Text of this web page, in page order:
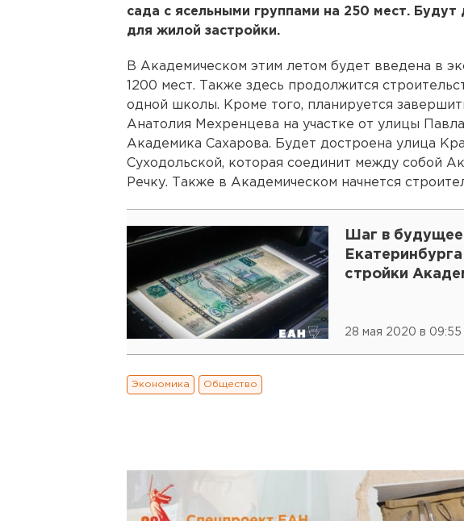
сада с ясельными группами на 250 мест.
для жилой застройки.
В Академическом этим летом будет введена в
1200 мест. Также здесь продолжится
одной школы. Кроме того, планируется
Анатолия Мехренцева на участке от улицы
Академика Сахарова. Будет достроена улица
Суходольской, которая соединит между собой
Речку. Также в Академическом начнется
Шаг в
стройки
28 мая 2020 в 09:55
Экономика Общество